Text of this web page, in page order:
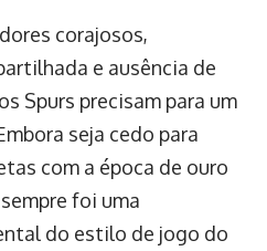
corajosos,
e ausência de
Spurs precisam para um
seja cedo para
com a época de ouro
foi uma
do estilo de jogo do